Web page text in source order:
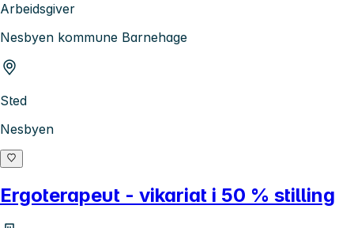
Arbeidsgiver
Nesbyen kommune Barnehage
Sted
Nesbyen
Ergoterapeut - vikariat i 50 % stilling